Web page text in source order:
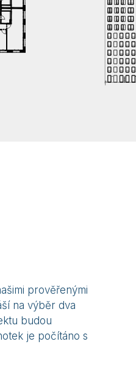
prověřenými
na výběr dva
budou
je počítáno s